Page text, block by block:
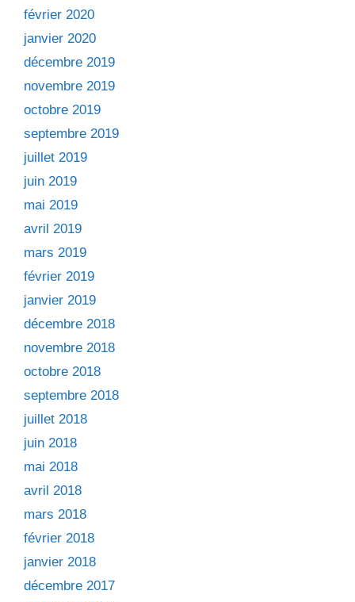
février 2020
janvier 2020
décembre 2019
novembre 2019
octobre 2019
septembre 2019
juillet 2019
juin 2019
mai 2019
avril 2019
mars 2019
février 2019
janvier 2019
décembre 2018
novembre 2018
octobre 2018
septembre 2018
juillet 2018
juin 2018
mai 2018
avril 2018
mars 2018
février 2018
janvier 2018
décembre 2017